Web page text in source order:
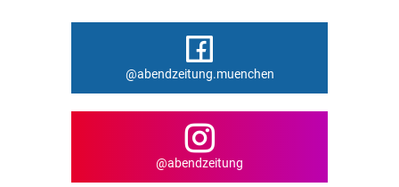
@abendzeitung.muenchen
@abendzeitung